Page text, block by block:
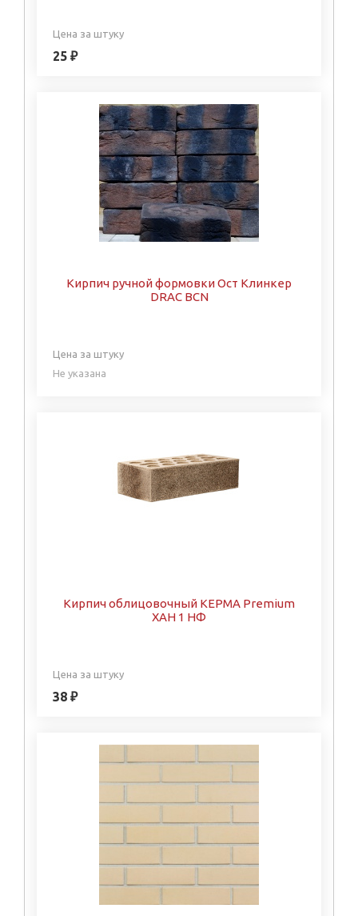
Цена за штуку
25 ₽
Кирпич ручной формовки Ост Клинкер
DRAC BCN
Цена за штуку
Не указана
Кирпич облицовочный КЕРМА Premium
ХАН 1 НФ
Цена за штуку
38 ₽